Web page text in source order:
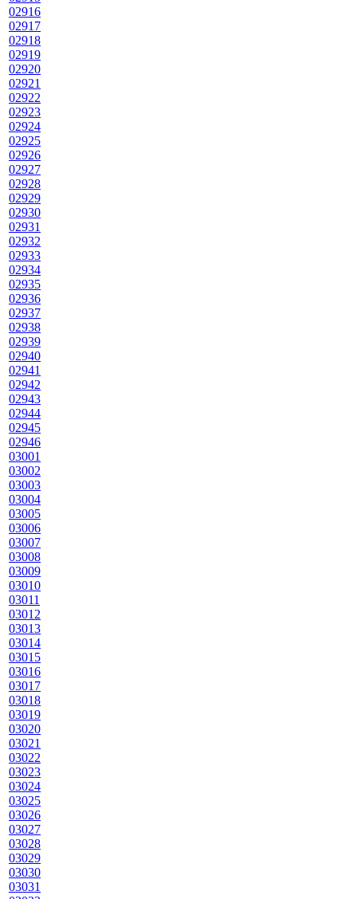
02916
02917
02918
02919
02920
02921
02922
02923
02924
02925
02926
02927
02928
02929
02930
02931
02932
02933
02934
02935
02936
02937
02938
02939
02940
02941
02942
02943
02944
02945
02946
03001
03002
03003
03004
03005
03006
03007
03008
03009
03010
03011
03012
03013
03014
03015
03016
03017
03018
03019
03020
03021
03022
03023
03024
03025
03026
03027
03028
03029
03030
03031